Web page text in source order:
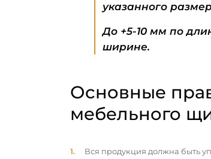
указанного
До +5-10 мм по
ширине.
Основные
мебельного
Вся продукция должна быть